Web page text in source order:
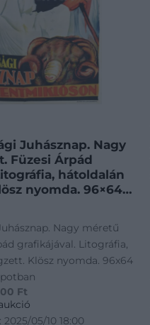
Juhásznap. Nagy
Füzesi Árpád
hátoldalán
nyomda. 96×64
Nagy méretű
grafikájával. Litográfia,
Klösz nyomda. 96x64
Ft
05/10 18:00